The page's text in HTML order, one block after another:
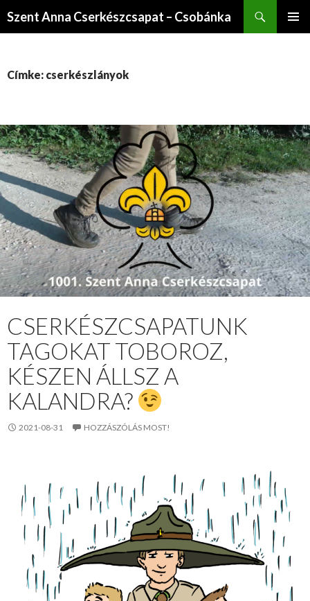
Szent Anna Cserkészcsapat – Csobánka
Címke: cserkészlányok
CSERKÉSZCSAPATUNK
TAGOKAT TOBOROZ,
KÉSZEN ÁLLSZ A
KALANDRA?
2021-08-31 HOZZÁSZÓLÁS MOST!